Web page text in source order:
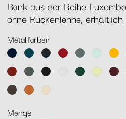
Bank aus der Reihe
ohne Rückenlehne,
Metallfarben
AbyssblauAcapulcoblau
Anthrazit
Chili Gewittergrau
OckerRosmarin
Lakritz Baumwollweiß
Zederngrün
TonkaKandierte
Latte-
Menge